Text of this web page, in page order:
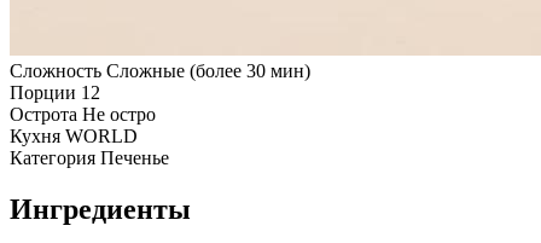
Сложность Сложные (более 30 мин)
Порции 12
Острота Не остро
Кухня WORLD
Категория Печенье
Ингредиенты